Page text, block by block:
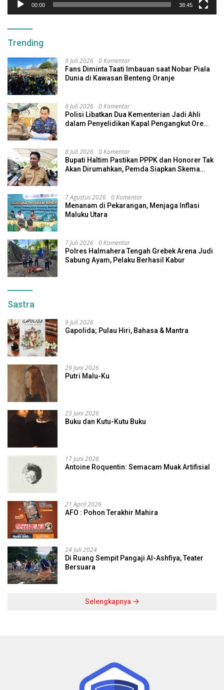
00:00 38:45
Trending
9 Juli 2026 0 Komentar
Fans Diminta Taati Imbauan saat Nobar Piala
Dunia di Kawasan Benteng Oranje
8 Juli 2026 0 Komentar
Polisi Libatkan Dua Kementerian Jadi Ahli
dalam Penyelidikan Kapal Pengangkut Ore
8 Juli 2026 0 Komentar
Bupati Haltim Pastikan PPPK dan Honorer Tak
Akan Dirumahkan, Pemda Siapkan Skema
7 Agustus 2026 0 Komentar
Menanam di Pekarangan, Menjaga Inflasi
Maluku Utara
7 Juli 2026 0 Komentar
Polres Halmahera Tengah Grebek Arena Judi
Sabung Ayam, Pelaku Berhasil Kabur
Sastra
9 Juli 2026
Gapolida; Pulau Hiri, Bahasa & Mantra
29 Juni 2026
Putri Malu-Ku
23 Juni 2026
Buku dan Kutu-Kutu Buku
17 Juni 2026
Antoine Roquentin: Semacam Muak Artifisial
21 April 2026
AFO : Pohon Terakhir Mahira
24 Juli 2024
Di Ruang Sempit Pangaji Al-Ashfiya, Teater
Bersuara
Selengkapnya